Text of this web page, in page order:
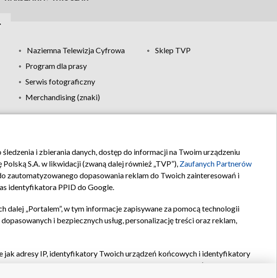
Naziemna Telewizja Cyfrowa
Sklep TVP
Program dla prasy
Serwis fotograficzny
Merchandising (znaki)
Biuro reklamy Kontakt
i zbierania danych, dostęp do informacji na Twoim urządzeniu
S.A. w likwidacji (zwaną dalej również „TVP”), Zaufanych Partnerów
zautomatyzowanego dopasowania reklam do Twoich zainteresowań i
identyfikatora PPID do Google.
dalej „Portalem”, w tym informacje zapisywane za pomocą technologii
i bezpiecznych usług, personalizację treści oraz reklam,
jak adresy IP, identyfikatory Twoich urządzeń końcowych i identyfikatory
oraz pozostałych